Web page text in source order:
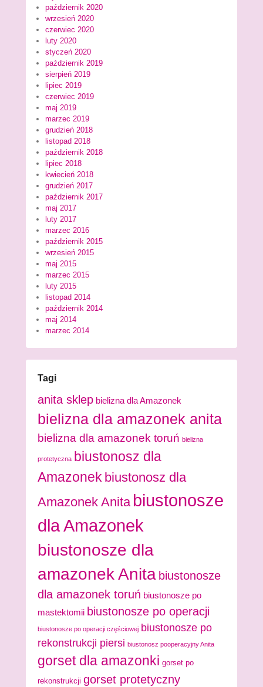
październik 2020
wrzesień 2020
czerwiec 2020
luty 2020
styczeń 2020
październik 2019
sierpień 2019
lipiec 2019
czerwiec 2019
maj 2019
marzec 2019
grudzień 2018
listopad 2018
październik 2018
lipiec 2018
kwiecień 2018
grudzień 2017
październik 2017
maj 2017
luty 2017
marzec 2016
październik 2015
wrzesień 2015
maj 2015
marzec 2015
luty 2015
listopad 2014
październik 2014
maj 2014
marzec 2014
Tagi
anita sklep bielizna dla Amazonek
bielizna dla amazonek anita
bielizna dla amazonek toruń bielizna
protetyczna biustonosz dla
Amazonek biustonosz dla
Amazonek Anita biustonosze
dla Amazonek
biustonosze dla
amazonek Anita biustonosze
dla amazonek toruń biustonosze po
mastektomii biustonosze po operacji
biustonosze po operacji częściowej biustonosze po
rekonstrukcji piersi biustonosz pooperacyjny Anita
gorset dla amazonki gorset po
rekonstrukcji gorset protetyczny